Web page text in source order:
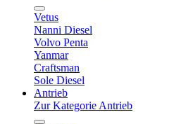
Vetus
Nanni Diesel
Volvo Penta
Yanmar
Craftsman
Sole Diesel
Antrieb
Zur Kategorie Antrieb